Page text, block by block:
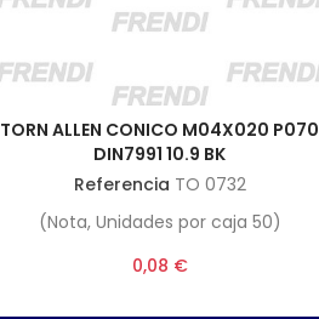
TORN ALLEN CONICO M04X020 P070
DIN7991 10.9 BK
Referencia TO 0732
(Nota, Unidades por caja 50)
0,08 €